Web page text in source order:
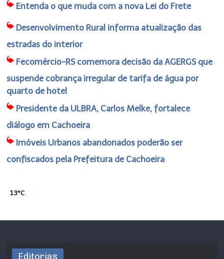
Entenda o que muda com a nova Lei do Frete
Desenvolvimento Rural informa atualização das
estradas do interior
Fecomércio-RS comemora decisão da AGERGS que
suspende cobrança irregular de tarifa de água por
quarto de hotel
Presidente da ULBRA, Carlos Melke, fortalece
diálogo em Cachoeira
Imóveis Urbanos abandonados poderão ser
confiscados pela Prefeitura de Cachoeira
13°C
Editorias